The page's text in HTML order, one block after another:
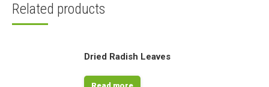
Related products
Dried Radish Leaves